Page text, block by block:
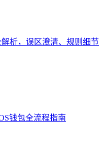
析，误区澄清、规则细节
钱包全流程指南